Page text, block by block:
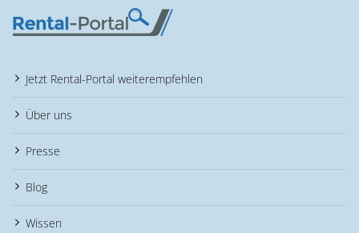
Jetzt Rental-Portal weiterempfehlen
Über uns
Presse
Blog
Wissen